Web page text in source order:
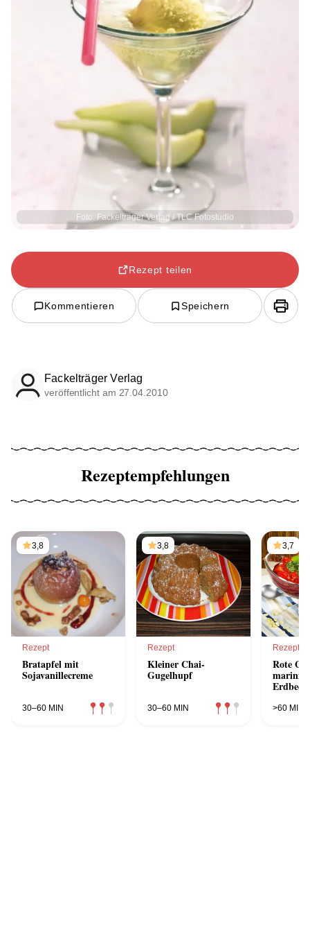
Foto: Fackelträger Verlag / TLC Fotostudio
Rezept teilen
Kommentieren Speichern
Fackelträger Verlag
veröffentlicht am 27.04.2010
Rezeptempfehlungen
3,8
Rezept
Bratapfel mit
Sojavanillecreme
30–60 MIN
3,8
Rezept
Kleiner Chai-
Gugelhupf
30–60 MIN
3,7
Rezept
Rote
Pesto
>60 MIN